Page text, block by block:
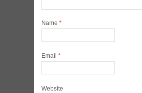
Name *
Email *
Website